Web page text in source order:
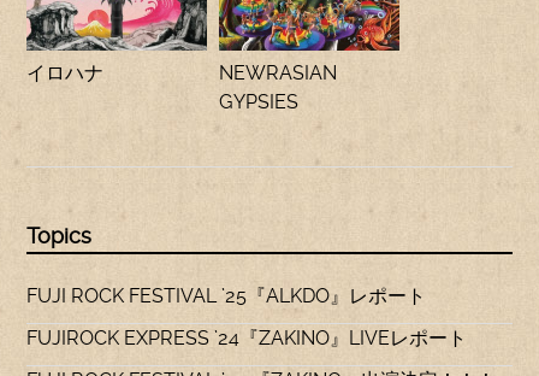
イロハナ
NEWRASIAN
GYPSIES
Topics
FUJI ROCK FESTIVAL ’25『ALKDO』レポート
FUJIROCK EXPRESS ’24『ZAKINO』LIVEレポート